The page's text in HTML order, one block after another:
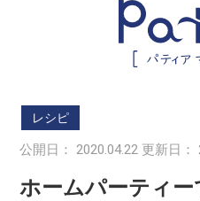
レシピ
公開日： 2020.04.22 更新日：
ホームパーティ